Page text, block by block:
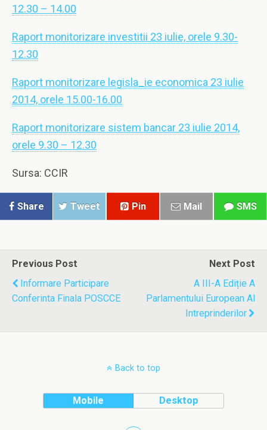
12.30 – 14.00
Raport monitorizare investitii 23 iulie, orele 9.30-
12.30
Raport monitorizare legisla_ie economica 23 iulie
2014, orele 15.00-16.00
Raport monitorizare sistem bancar 23 iulie 2014,
orele 9.30 – 12.30
Sursa: CCIR
Share Tweet Pin Mail SMS
Previous Post
Informare Participare
Conferinta Finala POSCCE
Next Post
A III-A Ediție A
Parlamentului European Al
Intreprinderilor
Back to top
Mobile Desktop